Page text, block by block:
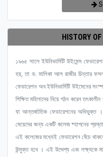
HISTORY
১৯৬৫ সালে ইউনিভার্সিটি উইমেন্স
হয়, তা ড. মালিকা আল রাজীর চিন্তার
ফেডারেশন অব ইউনিভার্সিটি উইমেনের
শিক্ষিত মহিলাদের নিয়ে গঠন করেন
যা আন্তর্জাতিক ফেডারেশনের অধিভুক্ত
মেয়েদের জন্য একটি কলেজ ষ্হাপনের
এই কলেজের মধ্যেই ফেডারেশন বেঁচে
উন্মুক্ত হবে । এই উদ্দেশ্য এবং লক্ষ্যকে